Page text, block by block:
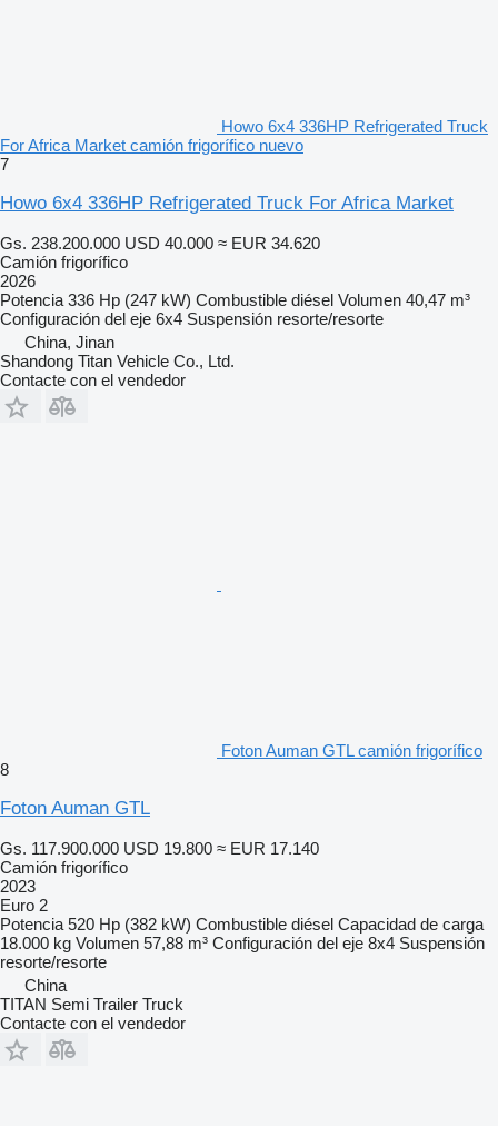
Howo 6x4 336HP Refrigerated Truck
For Africa Market camión frigorífico nuevo
7
Howo 6x4 336HP Refrigerated Truck For Africa Market
Gs. 238.200.000 USD 40.000 ≈ EUR 34.620
Camión frigorífico
2026
Potencia 336 Hp (247 kW) Combustible diésel Volumen 40,47 m³
Configuración del eje 6x4 Suspensión resorte/resorte
China, Jinan
Shandong Titan Vehicle Co., Ltd.
Contacte con el vendedor
Foton Auman GTL camión frigorífico
8
Foton Auman GTL
Gs. 117.900.000 USD 19.800 ≈ EUR 17.140
Camión frigorífico
2023
Euro 2
Potencia 520 Hp (382 kW) Combustible diésel Capacidad de carga
18.000 kg Volumen 57,88 m³ Configuración del eje 8x4 Suspensión
resorte/resorte
China
TITAN Semi Trailer Truck
Contacte con el vendedor